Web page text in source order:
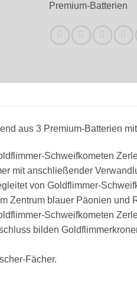
Premium-Batterien
aus 3 Premium-Batterien
Schweifkometen
mit anschließender
von Goldflimmer-
Zentrum blauer Päonien und
Schweifkometen
bilden
Fächer.